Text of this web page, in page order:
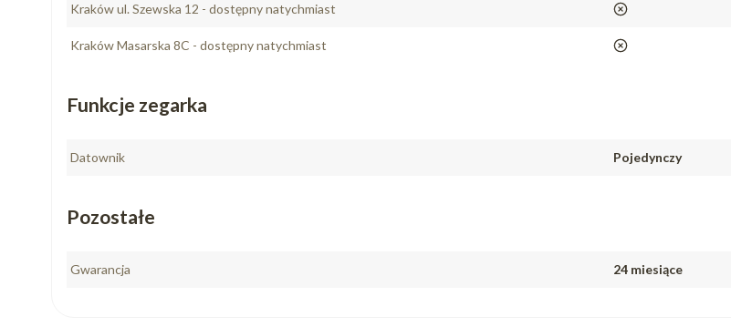
Kraków ul. Szewska 12 - dostępny natychmiast nie
Kraków Masarska 8C - dostępny natychmiast nie
Funkcje zegarka
Datownik Pojedynczy
Pozostałe
Gwarancja 24 miesiące